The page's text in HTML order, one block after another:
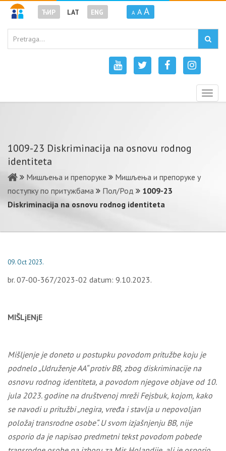
ЋИР LAT ENG A A A
1009-23 Diskriminacija na osnovu rodnog
identiteta
Мишљења и препоруке
Мишљења и препоруке у
поступку по притужбама
Пол/Род
1009-23
Diskriminacija na osnovu rodnog identiteta
09. Oct 2023.
br. 07-00-367/2023-02 datum: 9.10.2023.
MIŠLjENjE
Mišljenje je doneto u postupku povodom pritužbe koju je
podnelo „UdruženjeAA“ protiv BB, zbog diskriminacije na
osnovu rodnog identiteta, a povodom njegove objave od10.
jula 2023. godine na društvenoj mreži Fejsbuk, kojom, kako
se navodi u pritužbi „negira, vređa i stavlja u nepovoljan
položaj transrodne osobe“. U svom izjašnjenju BB, nije
osporio da je napisao predmetni tekst povodom pobede